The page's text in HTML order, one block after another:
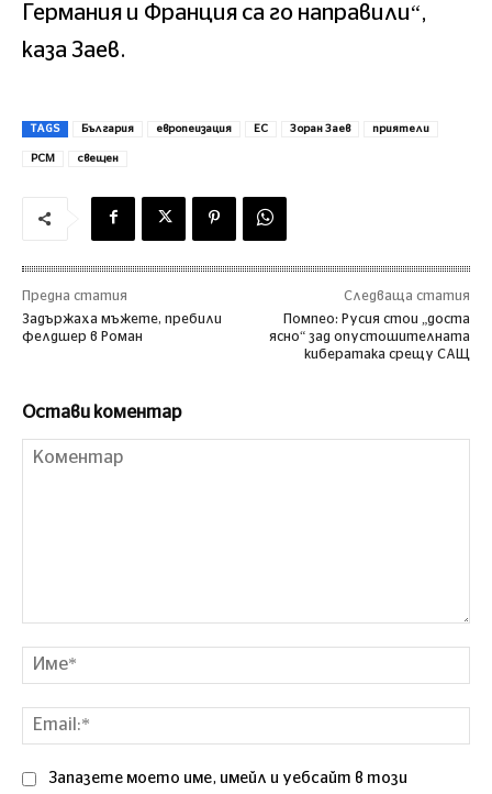
Германия и Франция са го направили“,
каза Заев.
TAGS България европеизация ЕС Зоран Заев приятели
РСМ свещен
Предна статия
Задържаха мъжете, пребили
фелдшер в Роман
Следваща статия
Помпео: Русия стои „доста
ясно“ зад опустошителната
кибератака срещу САЩ
Остави коментар
Запазете моето име, имейл и уебсайт в този